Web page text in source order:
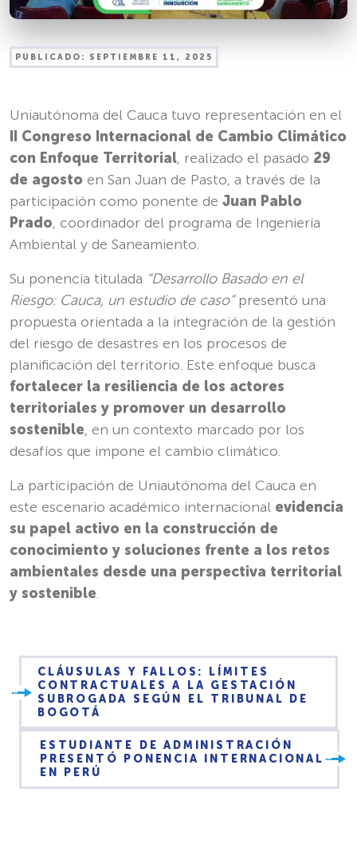
PUBLICADO: SEPTIEMBRE 11, 2025
Uniautónoma del Cauca tuvo representación en el
II Congreso Internacional de Cambio Climático
con Enfoque Territorial, realizado el pasado 29
de agosto en San Juan de Pasto, a través de la
participación como ponente de Juan Pablo
Prado, coordinador del programa de Ingeniería
Ambiental y de Saneamiento.
Su ponencia titulada “Desarrollo Basado en el
Riesgo: Cauca, un estudio de caso”presentó una
propuesta orientada a la integración de la gestión
del riesgo de desastres en los procesos de
planificación del territorio. Este enfoque busca
fortalecer la resiliencia de los actores
territoriales y promover un desarrollo
sostenible, en un contexto marcado por los
desafíos que impone el cambio climático.
La participación de Uniautónoma del Cauca en
este escenario académico internacional evidencia
su papel activo en la construcción de
conocimiento y soluciones frente a los retos
ambientales desde una perspectiva territorial
y sostenible.
CLÁUSULAS Y FALLOS: LÍMITES
CONTRACTUALES A LA GESTACIÓN
SUBROGADA SEGÚN EL TRIBUNAL DE
BOGOTÁ
ESTUDIANTE DE ADMINISTRACIÓN
PRESENTÓ PONENCIA INTERNACIONAL
EN PERÚ